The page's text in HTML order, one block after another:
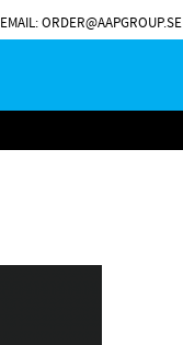
EMAIL: ORDER@AAPGROUP.SE